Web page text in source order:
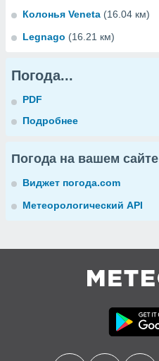
Колонья Veneta (16.04 км)
Legnago (16.21 км)
Погода...
PDF
Подробнее
Погода на вашем сайте
Виджет погода.com
Метеорологический API